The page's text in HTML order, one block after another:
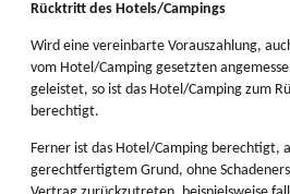
Rücktritt des Hotels/Campings
Wird eine vereinbarte Vorauszahlung,
vom Hotel/Camping gesetzten
geleistet, so ist das Hotel/Camping zum
berechtigt.
Ferner ist das Hotel/Camping berechtigt,
gerechtfertigtem Grund, ohne